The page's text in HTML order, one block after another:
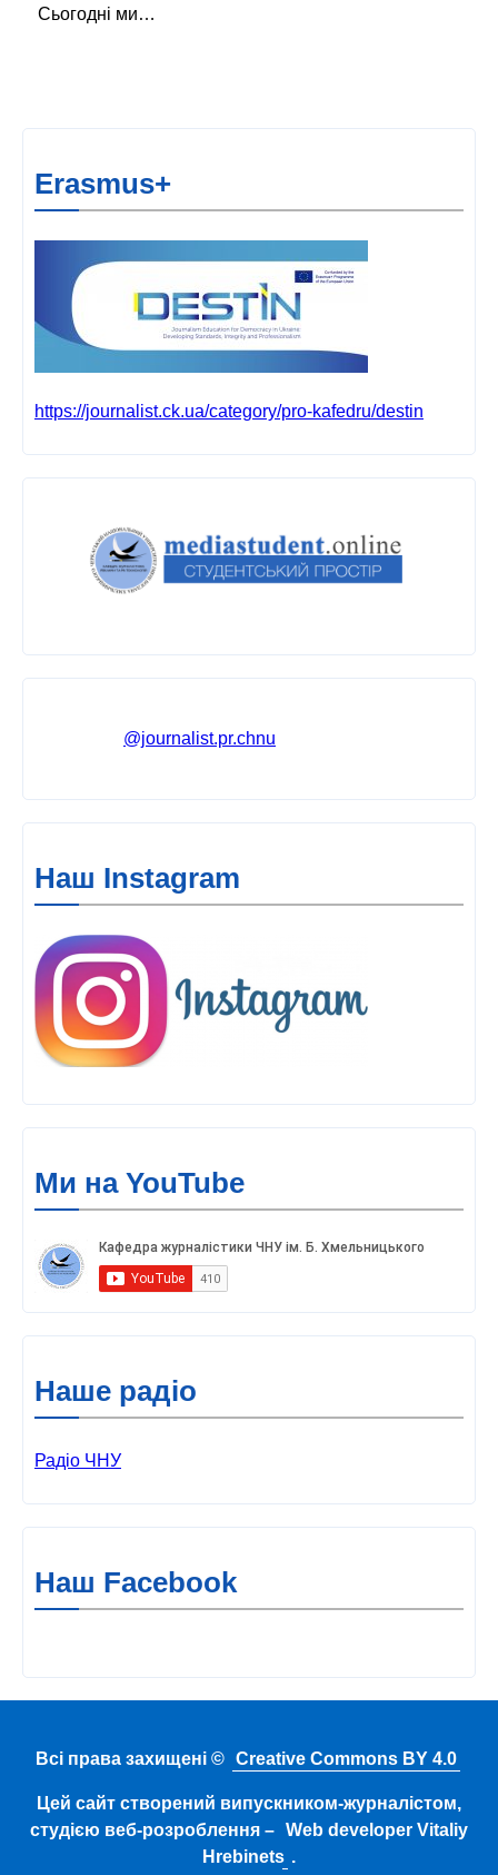
Сьогодні ми…
Erasmus+
https://journalist.ck.ua/category/pro-kafedru/destin
@journalist.pr.chnu
Наш Instagram
Ми на YouTube
Наше радіо
Радіо ЧНУ
Наш Facebook
Всі права захищені © Creative Commons BY 4.0
Цей сайт створений випускником-журналістом,
студією веб-розроблення – Web developer Vitaliy
Hrebinets .